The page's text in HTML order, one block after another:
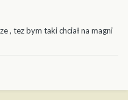
, tez bym taki chciał na magni